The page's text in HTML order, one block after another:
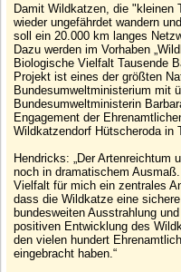
Damit Wildkatzen, die "kleinen
wieder ungefährdet wandern
soll ein 20.000 km langes
Dazu werden im Vorhaben
Biologische Vielfalt Tausende
Projekt ist eines der größten
Bundesumweltministerium mit
Bundesumweltministerin
Engagement der
Wildkatzendorf Hütscheroda in
Hendricks: „Der Artenreichtum
noch in dramatischem
Vielfalt für mich ein zentrales
dass die Wildkatze eine
bundesweiten Ausstrahlung
positiven Entwicklung des
den vielen hundert
eingebracht haben.“